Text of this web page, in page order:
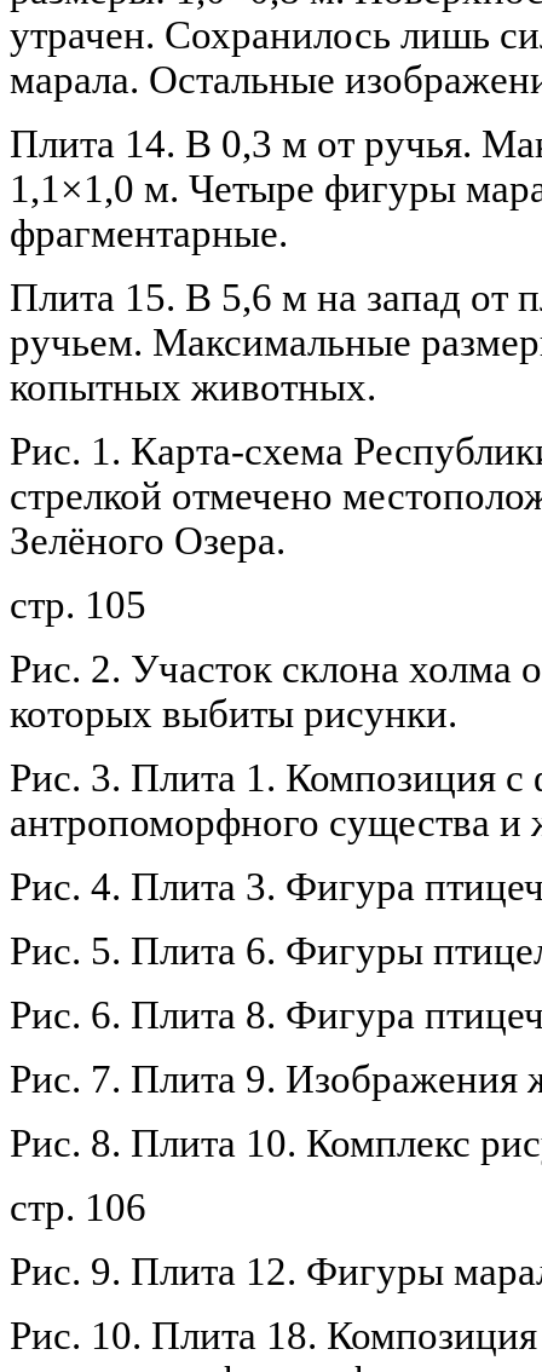
утрачен. Сохранилось лишь
марала. Остальные
Плита 14. В 0,3 м от ручья.
1,1×1,0 м. Четыре фигуры
фрагментарные.
Плита 15. В 5,6 м на запад от
ручьем. Максимальные
копытных животных.
Рис. 1. Карта-схема
стрелкой отмечено
Зелёного Озера.
стр. 105
Рис. 2. Участок склона холма
которых выбиты рисунки.
Рис. 3. Плита 1. Композиция с
антропоморфного существа и
Рис. 4. Плита 3. Фигура
Рис. 5. Плита 6. Фигуры
Рис. 6. Плита 8. Фигура
Рис. 7. Плита 9. Изображения
Рис. 8. Плита 10. Комплекс
стр. 106
Рис. 9. Плита 12. Фигуры
Рис. 10. Плита 18.